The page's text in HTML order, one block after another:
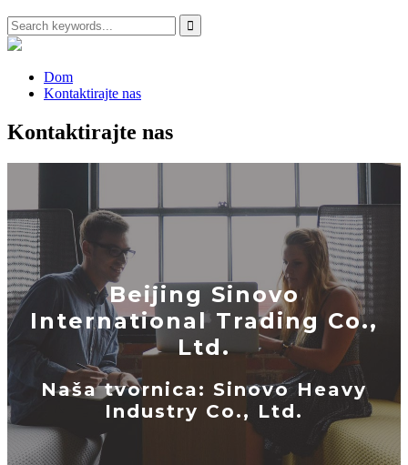
Dom
Kontaktirajte nas
Kontaktirajte nas
Beijing Sinovo
International Trading Co.,
Ltd.
Naša tvornica: Sinovo Heavy
Industry Co., Ltd.